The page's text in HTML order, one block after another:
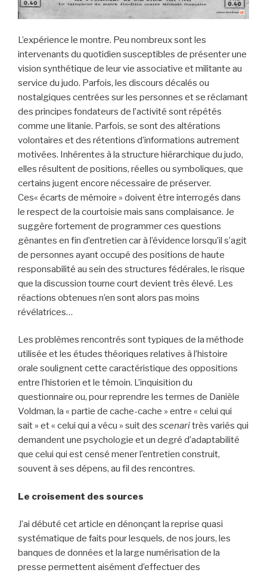
L’expérience le montre. Peu nombreux sont les
intervenants du quotidien susceptibles de présenter une
vision synthétique de leur vie associative et militante au
service du judo. Parfois, les discours décalés ou
nostalgiques centrées sur les personnes et se réclamant
des principes fondateurs de l’activité sont répétés
comme une litanie. Parfois, se sont des altérations
volontaires et des rétentions d’informations autrement
motivées. Inhérentes à la structure hiérarchique du judo,
elles résultent de positions, réelles ou symboliques, que
certains jugent encore nécessaire de préserver.
Ces« écarts de mémoire » doivent être interrogés dans
le respect de la courtoisie mais sans complaisance. Je
suggère fortement de programmer ces questions
gênantes en fin d’entretien car à l’évidence lorsqu’il s’agit
de personnes ayant occupé des positions de haute
responsabilité au sein des structures fédérales, le risque
que la discussion tourne court devient très élevé. Les
réactions obtenues n’en sont alors pas moins
révélatrices…
Les problèmes rencontrés sont typiques de la méthode
utilisée et les études théoriques relatives à l’histoire
orale soulignent cette caractéristique des oppositions
entre l’historien et le témoin. L’inquisition du
questionnaire ou, pour reprendre les termes de Danièle
Voldman, la « partie de cache-cache » entre « celui qui
sait » et « celui qui a vécu » suit des scenaritrès variés qui
demandent une psychologie et un degré d’adaptabilité
que celui qui est censé mener l’entretien construit,
souvent à ses dépens, au fil des rencontres.
Le croisement des sources
J’ai débuté cet article en dénonçant la reprise quasi
systématique de faits pour lesquels, de nos jours, les
banques de données et la large numérisation de la
presse permettent aisément d’effectuer des